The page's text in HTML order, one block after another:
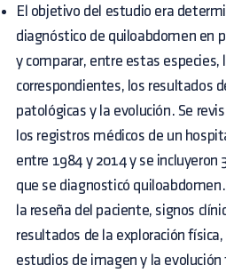
El objetivo del estudio era
diagnóstico de quiloabdomen en
y comparar, entre estas especies,
correspondientes, los resultados
patológicas y la evolución. Se
los registros médicos de un
entre 1984 y 2014 y se incluyeron
que se diagnosticó
la reseña del paciente, signos
resultados de la exploración
estudios de imagen y la